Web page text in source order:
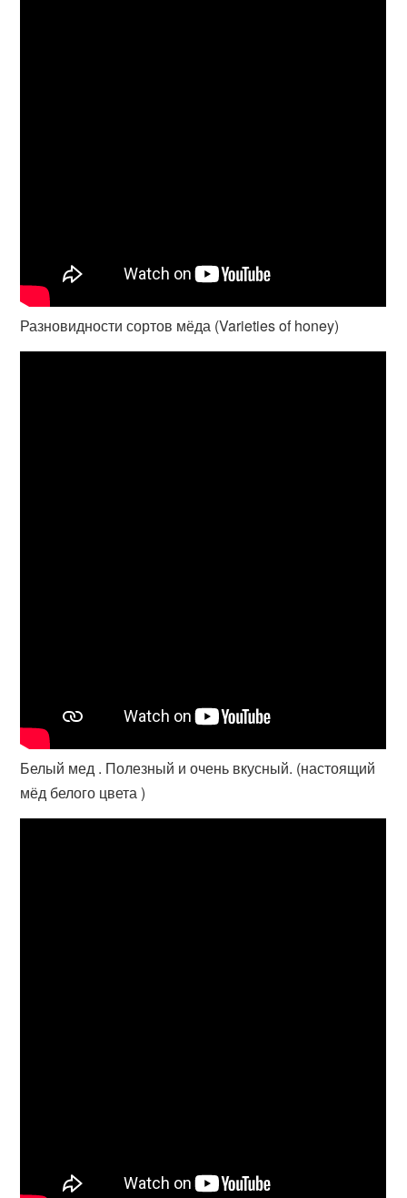
Разновидности сортов мёда (Varieties of honey)
Белый мед . Полезный и очень вкусный. (настоящий
мёд белого цвета )